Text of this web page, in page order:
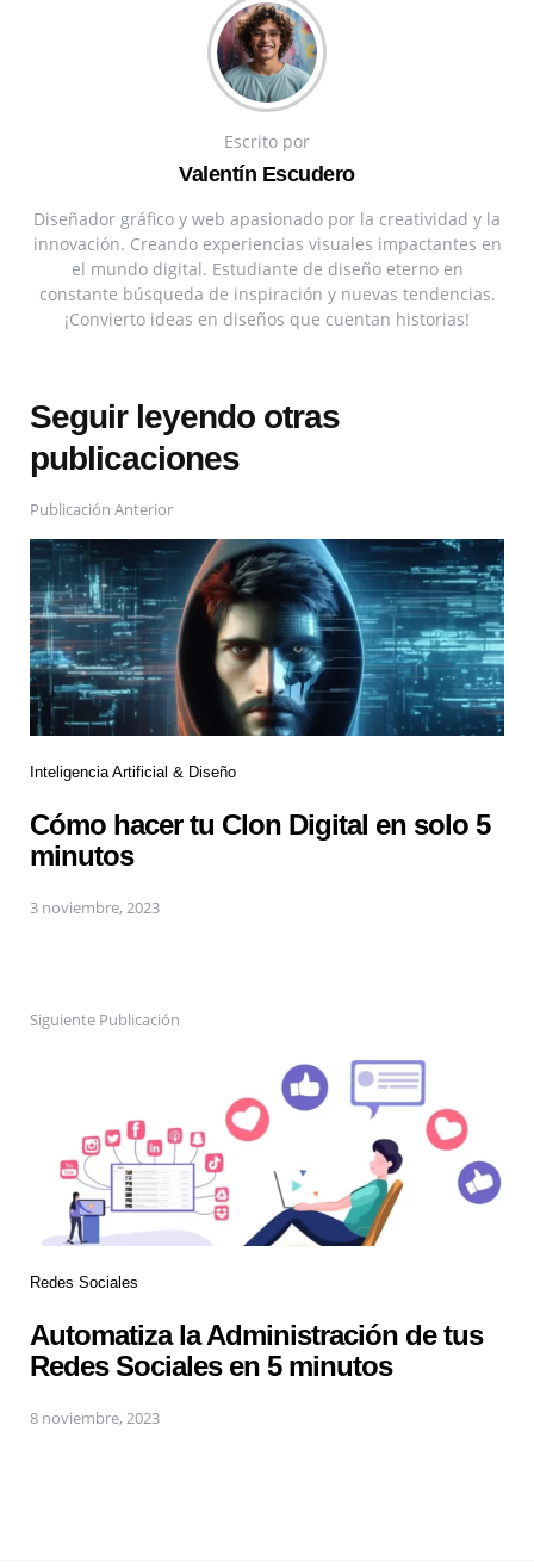
Escrito por
Valentín Escudero
Diseñador gráfico y web apasionado por la creatividad y la
innovación. Creando experiencias visuales impactantes en
el mundo digital. Estudiante de diseño eterno en
constante búsqueda de inspiración y nuevas tendencias.
¡Convierto ideas en diseños que cuentan historias!
Seguir leyendo otras
publicaciones
Publicación Anterior
Inteligencia Artificial & Diseño
Cómo hacer tu Clon Digital en solo 5
minutos
3 noviembre, 2023
Siguiente Publicación
Redes Sociales
Automatiza la Administración de tus
Redes Sociales en 5 minutos
8 noviembre, 2023